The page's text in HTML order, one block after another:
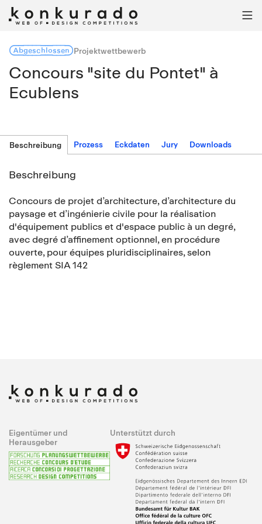

AbgeschlossenProjektwettbewerb
Concours "site du Pontet" à
Ecublens
Beschreibung Prozess Eckdaten Jury Downloads
Beschreibung
Concours de projet d’architecture, d’architecture du
paysage et d’ingénierie civile pour la réalisation
d'équipement publics et d'espace public à un degré,
avec degré d’affinement optionnel, en procédure
ouverte, pour équipes pluridisciplinaires, selon
règlement SIA 142
Eigentümer und
Herausgeber
Unterstützt durch